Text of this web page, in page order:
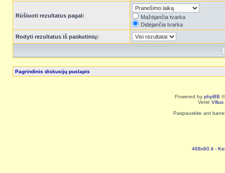
Rūšiuoti rezultatus pagal:
Mažėjančia tvarka
Didėjančia tvarka
Rodyti rezultatus iš paskutinių:
Pagrindinis diskusijų puslapis
Powered by phpBB
Vertė Vilius
Paspauskite ant
468x60.lt -